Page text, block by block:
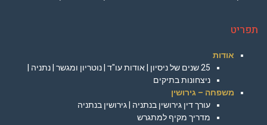
תפריט
אודות
25 שנים של ניסיון | אודות עו"ד | נוטריון ומגשר | נתניה |
ניצחונות בתיקים
משפחה – גירושין
עורך דין גירושין בנתניה | גירושין בנתניה
מדריך מקיף למתגרש